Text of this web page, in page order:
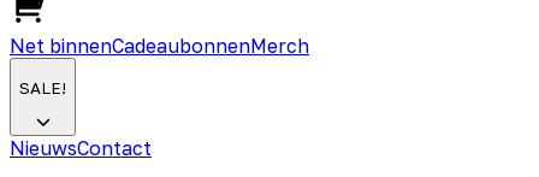
Net binnenCadeaubonnenMerch
SALE!
NieuwsContact